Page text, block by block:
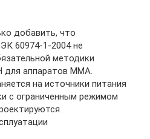
добавить, что
60974-1-2004 не
методики
для аппаратов ММА.
на источники питания
с ограниченным режимом